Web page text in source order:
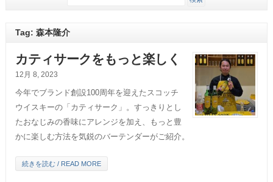
Tag: 森本隆介
カティサークをもっと楽しく
12月 8, 2023
今年でブランド創設100周年を迎えたスコッチ
ウイスキーの「カティサーク」。すっきりとし
たおなじみの香味にアレンジを加え、もっと豊
かに楽しむ方法を気鋭のバーテンダーがご紹介。
続きを読む / READ MORE